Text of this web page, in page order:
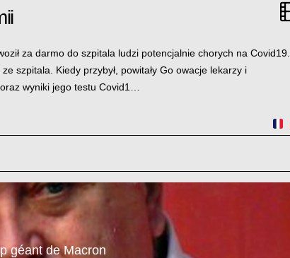
za darmo do szpitala ludzi potencjalnie chorych na Covid19.
szpitala. Kiedy przybył, powitały Go owacje lekarzy i
wyniki jego testu Covid1…
géant de Macron